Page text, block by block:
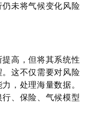
未将气候变化风险
高，但将其系统性
这不仅需要对风险
，处理海量数据。
、保险、气候模型